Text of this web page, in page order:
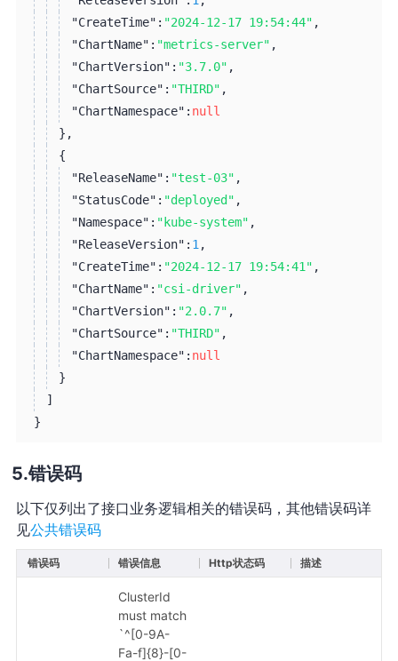
"CreateTime": "2024-12-17 19:54:44" ,
"ChartName": "metrics-server" ,
"ChartVersion": "3.7.0" ,
"ChartSource": "THIRD" ,
"ChartNamespace": null
} ,
{
"ReleaseName": "test-03" ,
"StatusCode": "deployed" ,
"Namespace": "kube-system" ,
"ReleaseVersion": 1 ,
"CreateTime": "2024-12-17 19:54:41" ,
"ChartName": "csi-driver" ,
"ChartVersion": "2.0.7" ,
"ChartSource": "THIRD" ,
"ChartNamespace": null
}
]
}
错误码
以下仅列出了接口业务逻辑相关的错误码，其他错误码详
见公共错误码
错误码 错误信息 Http状态码 描述
ClusterId
must match
`^[0-9A-
Fa-f]{8}-[0-